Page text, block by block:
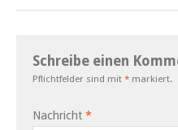
Schreibe einen
Pflichtfelder sind mit * markiert.
Nachricht *